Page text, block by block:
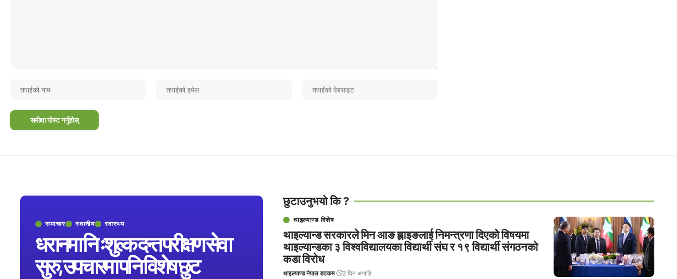
समाचार स्थानीय स्वास्थ्य
धरानमा निःशुल्क दन्त परीक्षण सेवा
सुरु, उपचारमा पनि विशेष छुट
छुटाउनुभयो कि ?
थाइल्याण्ड विशेष
थाइल्यान्ड सरकारले मिन आङ ह्लाइङलाई निमन्त्रणा दिएको विषयमा
थाइल्यान्डका ३ विश्वविद्यालयका विद्यार्थी संघ र १९ विद्यार्थी संगठनको
कडा विरोध
थाइल्याण्ड नेपाल डटकम 2 दिन अगाडि